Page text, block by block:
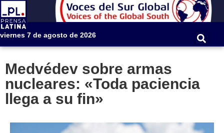
viernes 7 de agosto de 2026
Medvédev sobre armas
nucleares: «Toda paciencia
llega a su fin»